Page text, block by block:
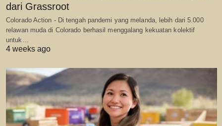
dari Grassroot
Colorado Action - Di tengah pandemi yang melanda, lebih dari 5.000
relawan muda di Colorado berhasil menggalang kekuatan kolektif
untuk…
4 weeks ago